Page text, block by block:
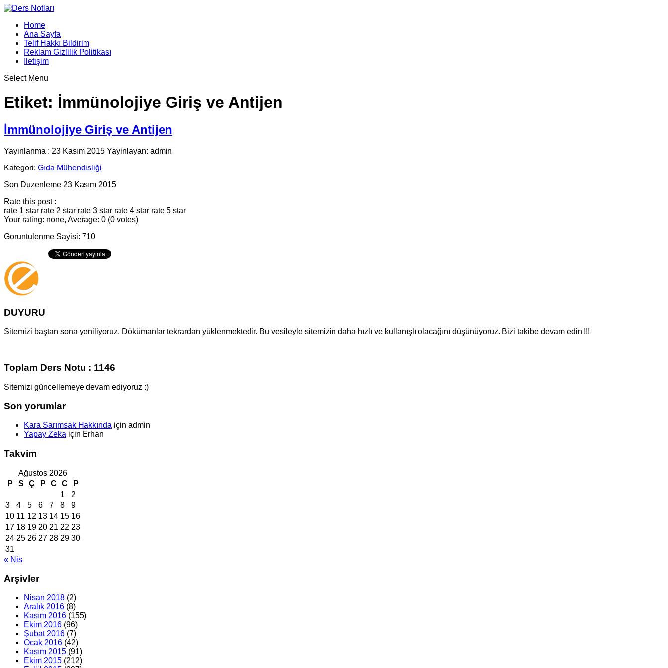
Home
Ana Sayfa
Telif Hakkı Bildirim
Reklam Gizlilik Politikası
İletişim
Select Menu
Etiket: İmmünolojiye Giriş ve Antijen
İmmünolojiye Giriş ve Antijen
Yayinlanma : 23 Kasım 2015 Yayinlayan: admin
Kategori: Gıda Mühendisliği
Son Duzenleme 23 Kasım 2015
Rate this post :
rate 1 star rate 2 star rate 3 star rate 4 star rate 5 star
Your rating: none, Average: 0 (0 votes)
Goruntulenme Sayisi: 710
DUYURU
Sitemizi baştan sona yeniliyoruz. Dökümanlar tekrardan yüklenmektedir. Bu vesileyle sitemizin daha hızlı ve kullanışlı olacağını düşünüyoruz. Bizi takibe devam edin !!!
Toplam Ders Notu : 1146
Sitemizi güncellemeye devam ediyoruz :)
Son yorumlar
Kara Sarımsak Hakkında için admin
Yapay Zeka için Erhan
Takvim
Ağustos 2026
P
S Ç P C C
P
1
2
3
4 5 6 7 8
9
10 11 12 13 14 15 16
17 18 19 20 21 22 23
24 25 26 27 28 29 30
31
« Nis
Arşivler
Nisan 2018 (2)
Aralık 2016 (8)
Kasım 2016 (155)
Ekim 2016 (96)
Şubat 2016 (7)
Ocak 2016 (42)
Kasım 2015 (91)
Ekim 2015 (212)